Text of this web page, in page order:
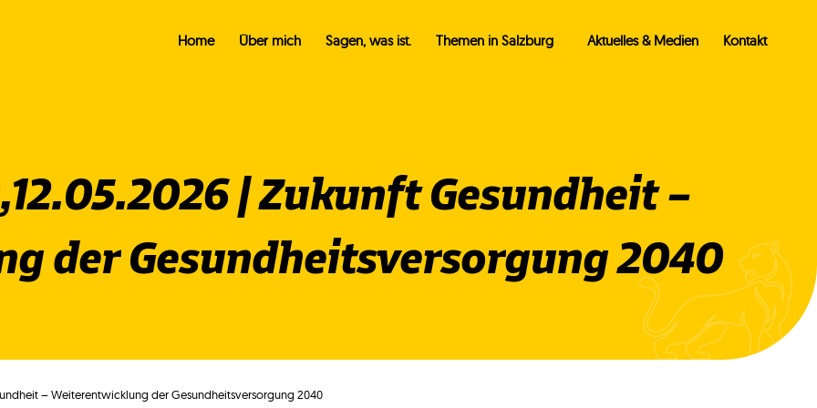
Home Über mich Sagen, was ist. Themen in Salzburg Aktuelles & Medien Kontakt
| Zukunft Gesundheit –
der Gesundheitsversorgung 2040
– Weiterentwicklung der Gesundheitsversorgung 2040